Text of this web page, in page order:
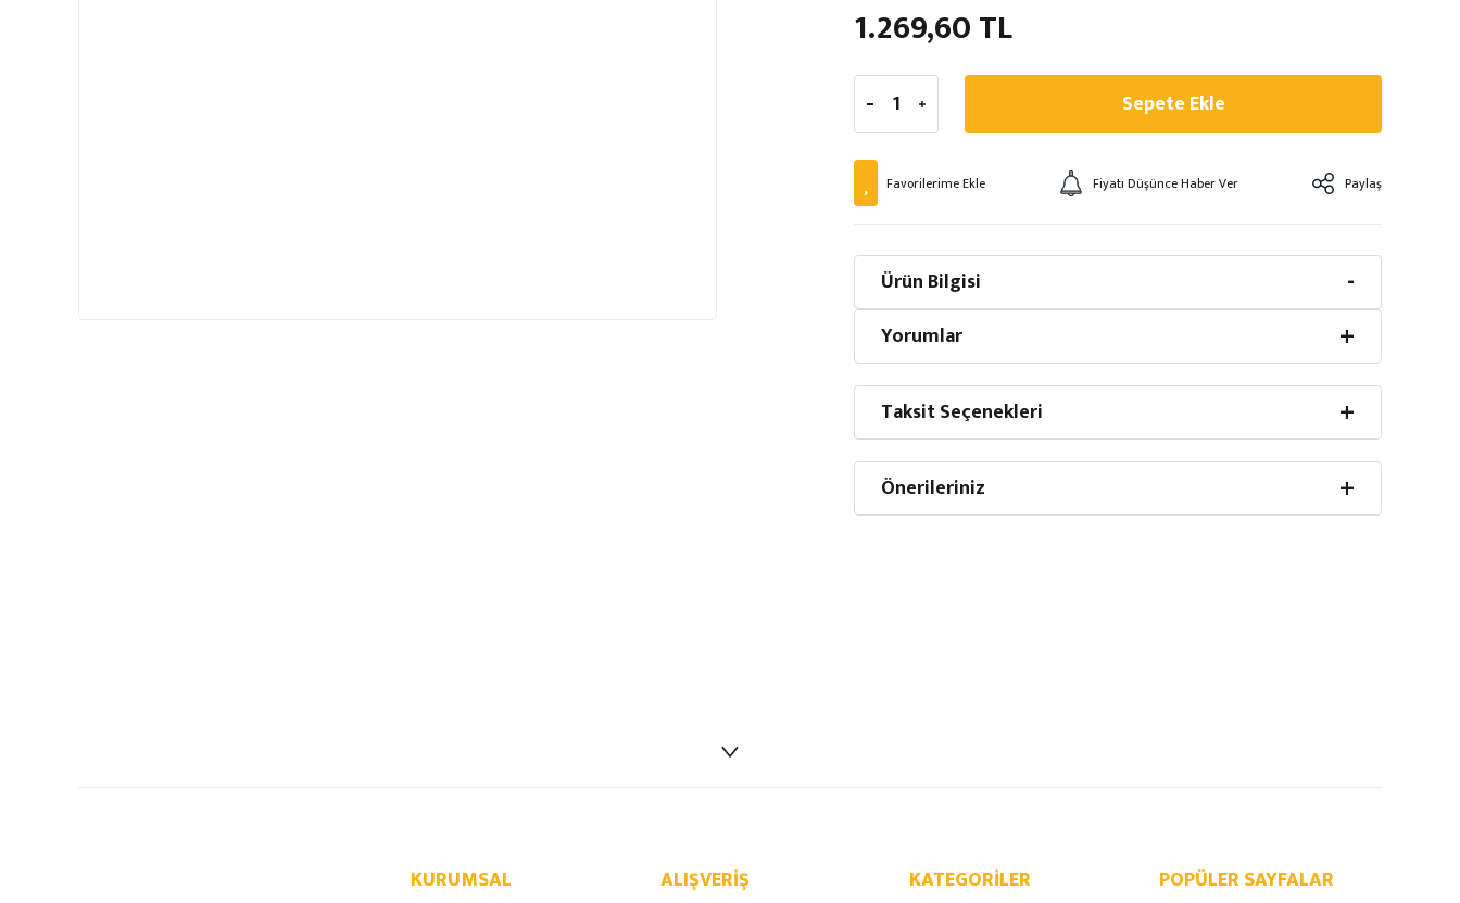
1.269,60 TL
Sepete Ekle
Fiyatı Düşünce Haber Ver Paylaş
Ürün Bilgisi
Yorumlar
Taksit Seçenekleri
Önerileriniz
KURUMSAL ALIŞVERIŞ KATEGORILER POPÜLER SAYFALAR